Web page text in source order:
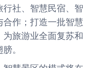
社、智慧民宿、智
作；打造一批智慧
旅游业全面复苏和
。